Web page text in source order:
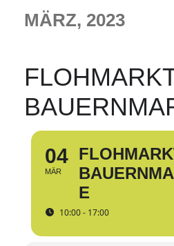
MÄRZ, 2023
04
MÄR
E
10:00 - 17:00